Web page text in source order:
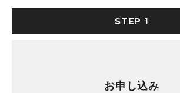
STEP 1
お申し込み